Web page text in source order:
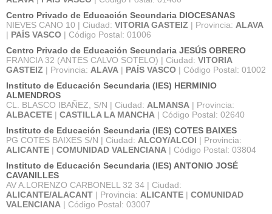
Centro Privado de Educación Secundaria DIOCESANAS
NIEVES CANO 10 | Ciudad: VITORIA GASTEIZ | Provincia: ALAVA
| PAÍS VASCO | Código Postal: 01006
Centro Privado de Educación Secundaria JESÚS OBRERO
FRANCIA 32 (ANTES CALVO SOTELO) | Ciudad: VITORIA
GASTEIZ | Provincia: ALAVA | PAÍS VASCO | Código Postal: 01002
Instituto de Educación Secundaria (IES) HERMINIO
ALMENDROS
CL. BLASCO IBAÑEZ, S/N | Ciudad: ALMANSA | Provincia:
ALBACETE | CASTILLA LA MANCHA | Código Postal: 02640
Instituto de Educación Secundaria (IES) COTES BAIXES
PG COTES BAIXES S/N | Ciudad: ALCOY/ALCOI | Provincia:
ALICANTE | COMUNIDAD VALENCIANA | Código Postal: 03804
Instituto de Educación Secundaria (IES) ANTONIO JOSÉ
CAVANILLES
AV A.LORENZO CARBONELL 32 34 | Ciudad:
ALICANTE/ALACANT | Provincia: ALICANTE | COMUNIDAD
VALENCIANA | Código Postal: 03007